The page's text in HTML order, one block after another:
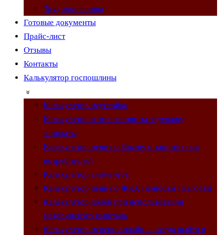
Трудовые споры
Готовые документы
Прайс-лист
Отзывы
Контакты
Калькулятор госпошлины
Калькулятор неустойки
Калькулятор компенсации за задержку
зарплаты
Калькулятор пени по Закону о защите прав
потребителей
Калькулятор алиментов
Калькулятор пени по ЖКХ / взносам / налогам
Калькулятор долей при использовании
материнского капитала
Калькулятор пенсии онлайн — когда выйти и